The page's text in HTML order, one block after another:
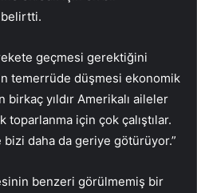
belirtti.
geçmesi gerektiğini
temerrüde düşmesi ekonomik
yıldır Amerikalı aileler
için çok çalıştılar.
daha da geriye götürüyor.”
benzeri görülmemiş bir